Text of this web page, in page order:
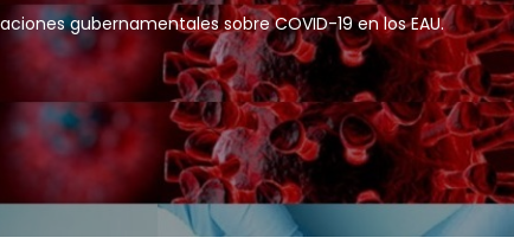
gubernamentales sobre COVID-19 en los EAU.